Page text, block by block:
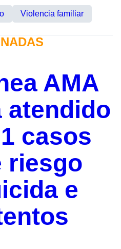
Violencia familiar
AMA
atendido
casos
riesgo
e